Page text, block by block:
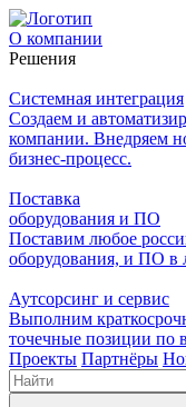
О компании
Решения
Системная интеграция
Создаем и
компании. Внедряем
бизнес-процесс.
Поставка
оборудования и ПО
Поставим любое
оборудования, и ПО в
Аутсорсинг и сервис
Выполним
точечные позиции по
Проекты Партнёры